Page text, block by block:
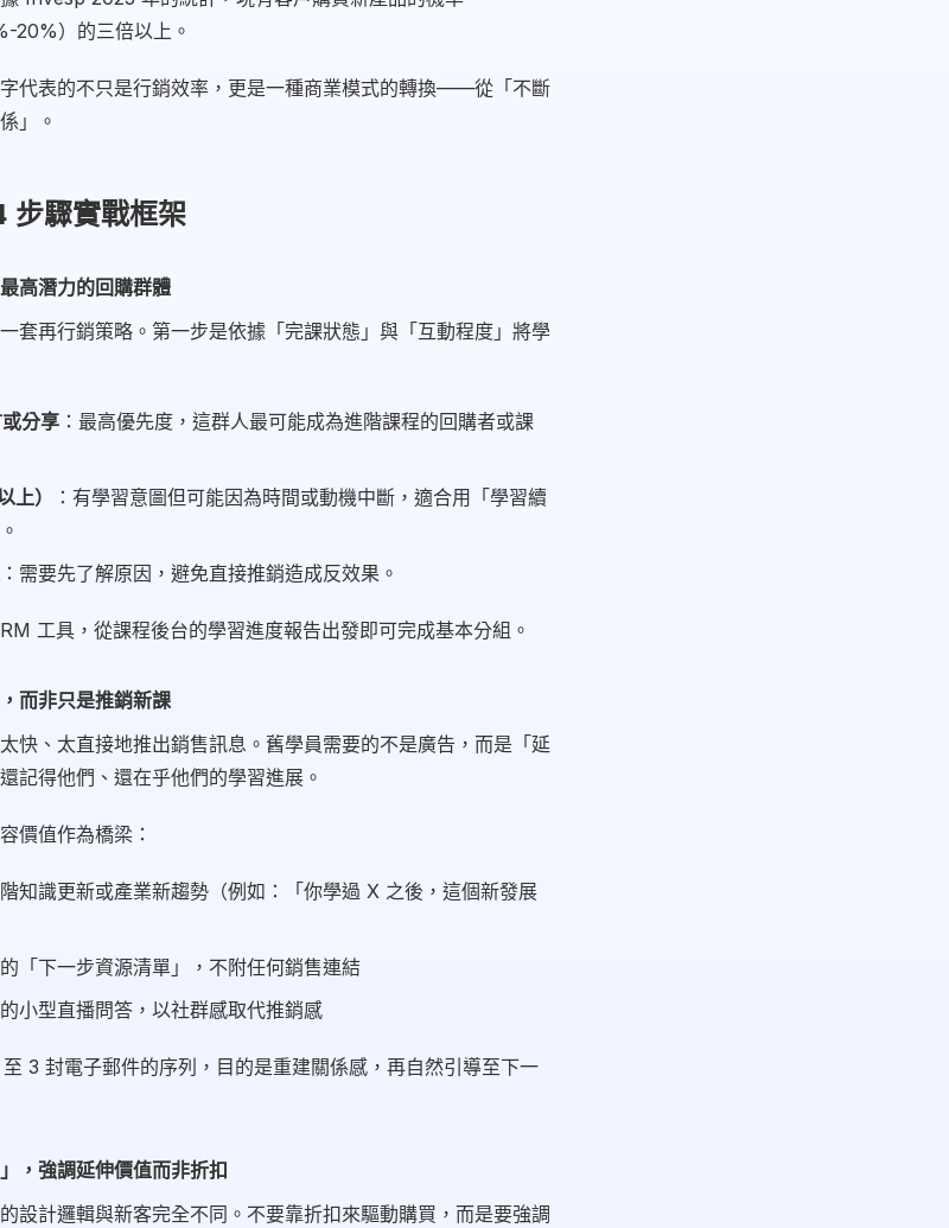
20%）的三倍以上。
代表的不只是行銷效率，更是一種商業模式的轉換——從「不斷
」。
步驟實戰框架
高潛力的回購群體
套再行銷策略。第一步是依據「完課狀態」與「互動程度」將學
分享 ：最高優先度，這群人最可能成為進階課程的回購者或課
上）
：有學習意圖但可能因為時間或動機中斷，適合用「學習續
：需要先了解原因，避免直接推銷造成反效果。
工具，從課程後台的學習進度報告出發即可完成基本分組。
而非只是推銷新課
快、太直接地推出銷售訊息。舊學員需要的不是廣告，而是「延
得他們、還在乎他們的學習進展。
價值作為橋梁：
知識更新或產業新趨勢（例如：「你學過 X 之後，這個新發展
「下一步資源清單」，不附任何銷售連結
小型直播問答，以社群感取代推銷感
3 封電子郵件的序列，目的是重建關係感，再自然引導至下一
，強調延伸價值而非折扣
設計邏輯與新客完全不同。不要靠折扣來驅動購買，而是要強調